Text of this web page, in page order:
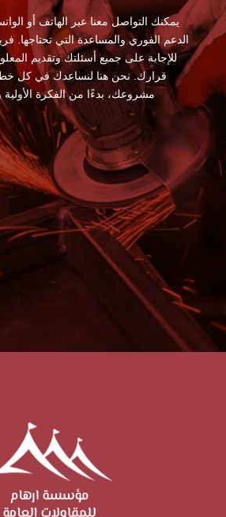
يمكنك التواصل معنا عبر الهاتف أو
الدعم الفوري والمساعدة التي تحتاجها.
للإجابة على جميع أسئلتك وتقديم
قرارك. نحن هنا لنساعدك في كل
مشروعك، بدءًا من الفكرة الأولية